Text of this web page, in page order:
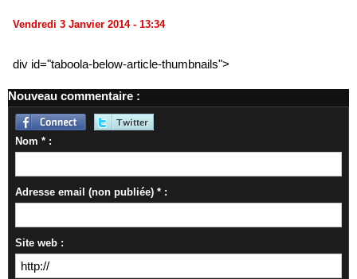
Vendredi 3 Janvier 2014 - 13:34
div id="taboola-below-article-thumbnails">
Nouveau commentaire :
Nom * :
Adresse email (non publiée) * :
Site web :